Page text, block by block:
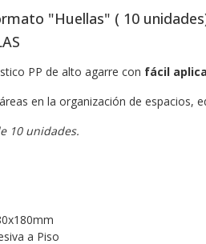
"Huellas" ( 10
PP de alto agarre con fácil
en la organización de espacios,
10 unidades.
a Piso